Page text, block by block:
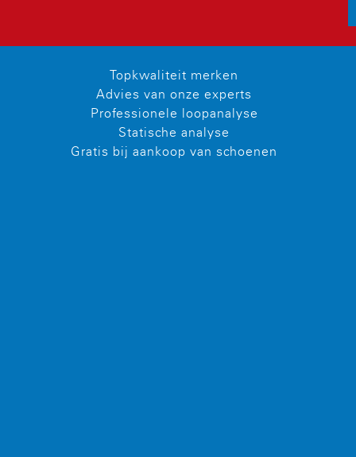
Topkwaliteit merken
Advies van onze experts
Professionele loopanalyse
Statische analyse
Gratis bij aankoop van schoenen